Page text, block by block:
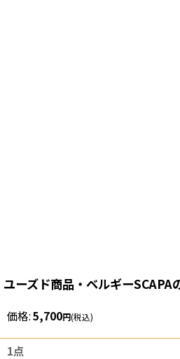
ユーズド商品・ベルギー
価格:5,700円(税込)
1点